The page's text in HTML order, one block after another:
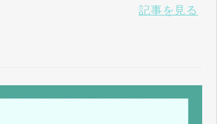
記事を見る